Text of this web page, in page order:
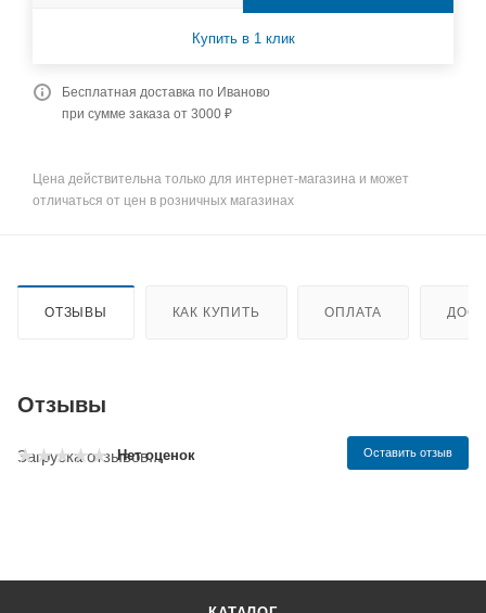
Купить в 1 клик
Бесплатная доставка по Иваново
при сумме заказа от 3000 ₽
Цена действительна только для интернет-магазина и может
отличаться от цен в розничных магазинах
ОТЗЫВЫ КАК КУПИТЬ ОПЛАТА
Отзывы
Нет оценок Оставить отзыв
Загрузка отзывов...